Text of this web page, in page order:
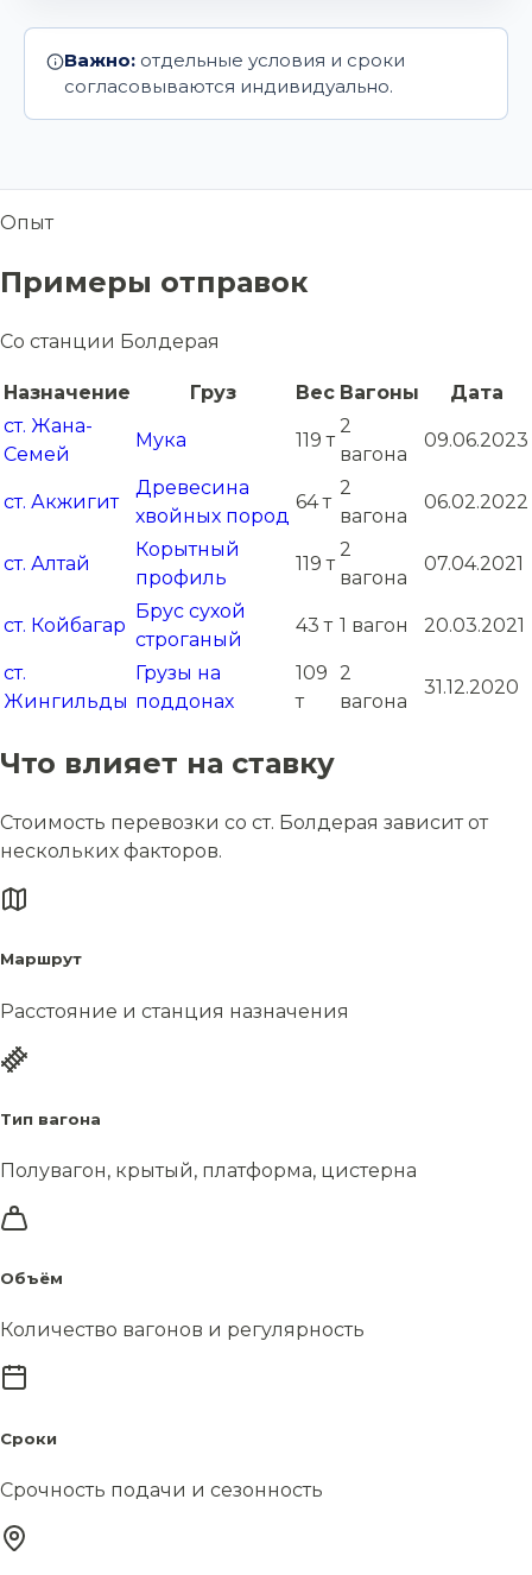
Важно: отдельные условия и сроки
согласовываются индивидуально.
Опыт
Примеры отправок
Со станции Болдерая
Назначение Груз Вес Вагоны
Дата
ст. Жана-
Семей
Мука 119 т
2
вагона
09.06.2023
ст. Акжигит
Древесина
хвойных пород
64 т
2
вагона
06.02.2022
ст. Алтай
Корытный
профиль
119 т
2
вагона
07.04.2021
ст. Койбагар
Брус сухой
строганый
43 т 1 вагон 20.03.2021
ст.
Жингильды
Грузы на
поддонах
109
т
2
вагона
31.12.2020
Что влияет на ставку
Стоимость перевозки со ст. Болдерая зависит от
нескольких факторов.
Маршрут
Расстояние и станция назначения
Тип вагона
Полувагон, крытый, платформа, цистерна
Объём
Количество вагонов и регулярность
Сроки
Срочность подачи и сезонность